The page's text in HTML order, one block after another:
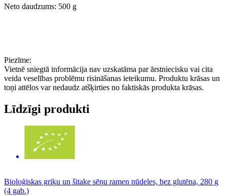
Neto daudzums: 500 g
Piezīme:
Vietnē sniegtā informācija nav uzskatāma par ārstniecisku vai cita
veida veselības problēmu risināšanas ieteikumu. Produktu krāsas un
toņi attēlos var nedaudz atšķirties no faktiskās produkta krāsas.
Līdzīgi produkti
Bioloģiskas griķu un šitake sēņu ramen nūdeles, bez glutēna, 280 g
(4 gab.)